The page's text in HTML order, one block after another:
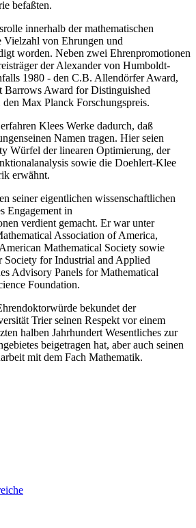
befaßten.
innerhalb der mathematischen
Vielzahl von Ehrungen und
worden. Neben zwei Ehrenpromotionen
der Alexander von Humboldt-
1980 - den C.B. Allendörfer Award,
Barrows Award for Distinguished
Max Planck Forschungspreis.
Klees Werke dadurch, daß
Namen tragen. Hier seien
Würfel der linearen Optimierung, der
sowie die Doehlert-Klee
erwähnt.
seiner eigentlichen wissenschaftlichen
Engagement in
verdient gemacht. Er war unter
Association of America,
Mathematical Society sowie
for Industrial and Applied
Advisory Panels for Mathematical
Foundation.
bekundet der
Trier seinen Respekt vor einem
halben Jahrhundert Wesentliches zur
beigetragen hat, aber auch seinen
mit dem Fach Mathematik.